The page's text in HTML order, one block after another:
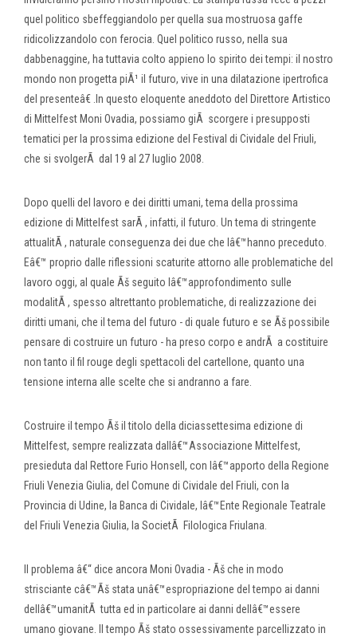
quel politico sbeffeggiandolo per quella sua mostruosa gaffe
ridicolizzandolo con ferocia. Quel politico russo, nella sua
dabbenaggine, ha tuttavia colto appieno lo spirito dei tempi: il nostro
mondo non progetta piÃ¹ il futuro, vive in una dilatazione ipertrofica
del presenteâ€ .In questo eloquente aneddoto del Direttore Artistico
di Mittelfest Moni Ovadia, possiamo giÃ scorgere i presupposti
tematici per la prossima edizione del Festival di Cividale del Friuli,
che si svolgerÃ dal 19 al 27 luglio 2008.
Dopo quelli del lavoro e dei diritti umani, tema della prossima
edizione di Mittelfest sarÃ , infatti, il futuro. Un tema di stringente
attualitÃ , naturale conseguenza dei due che lâ€™hanno preceduto.
Eâ€™ proprio dalle riflessioni scaturite attorno alle problematiche del
lavoro oggi, al quale Ãš seguito lâ€™approfondimento sulle
modalitÃ , spesso altrettanto problematiche, di realizzazione dei
diritti umani, che il tema del futuro - di quale futuro e se Ãš possibile
pensare di costruire un futuro - ha preso corpo e andrÃ a costituire
non tanto il fil rouge degli spettacoli del cartellone, quanto una
tensione interna alle scelte che si andranno a fare.
Costruire il tempo Ãš il titolo della diciassettesima edizione di
Mittelfest, sempre realizzata dallâ€™Associazione Mittelfest,
presieduta dal Rettore Furio Honsell, con lâ€™apporto della Regione
Friuli Venezia Giulia, del Comune di Cividale del Friuli, con la
Provincia di Udine, la Banca di Cividale, lâ€™Ente Regionale Teatrale
del Friuli Venezia Giulia, la SocietÃ Filologica Friulana.
Il problema â€“ dice ancora Moni Ovadia - Ãš che in modo
strisciante câ€™Ãš stata unâ€™espropriazione del tempo ai danni
dellâ€™umanitÃ tutta ed in particolare ai danni dellâ€™essere
umano giovane. Il tempo Ãš stato ossessivamente parcellizzato in